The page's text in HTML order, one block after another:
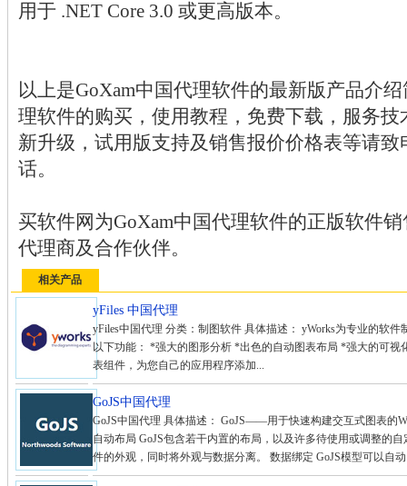
用于 .NET Core 3.0 或更高版本。
以上是GoXam中国代理软件的最新版产品介
理软件的购买，使用教程，免费下载，服务
新升级，试用版支持及销售报价价格表等请
话。
买软件网为GoXam中国代理软件的正版软件
代理商及合作伙伴。
相关产品
yFiles 中国代理
yFiles中国代理 分类：制图软件 具体描述： yWorks为专业的软
以下功能： *强大的图形分析 *出色的自动图表布局 *强大的可
表组件，为您自己的应用程序添加...
GoJS中国代理
GoJS中国代理 具体描述： GoJS——用于快速构建交互式图表的
自动布局 GoJS包含若干内置的布局，以及许多待使用或调整的
件的外观，同时将外观与数据分离。 数据绑定 GoJS模型可以自